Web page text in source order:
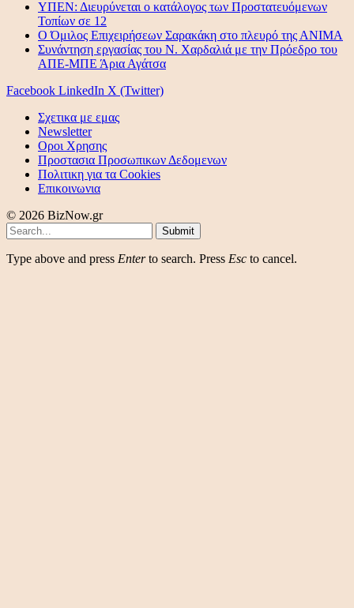
ΥΠΕΝ: Διευρύνεται ο κατάλογος των Προστατευόμενων
Τοπίων σε 12
O Όμιλος Επιχειρήσεων Σαρακάκη στο πλευρό της ΑΝΙΜΑ
Συνάντηση εργασίας του Ν. Χαρδαλιά με την Πρόεδρο του
ΑΠΕ-ΜΠΕ Άρια Αγάτσα
Facebook LinkedIn X (Twitter)
Σχετικα με εμας
Newsletter
Οροι Χρησης
Προστασια Προσωπικων Δεδομενων
Πολιτικη για τα Cookies
Επικοινωνια
© 2026 BizNow.gr
Submit
Type above and press Enterto search. Press Esc to cancel.